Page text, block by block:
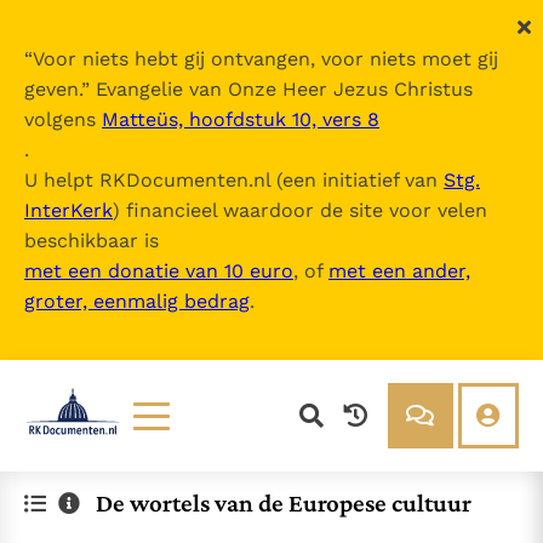
“Voor niets hebt gij ontvangen, voor niets moet gij
geven.” Evangelie van Onze Heer Jezus Christus
volgens Matteüs, hoofdstuk 10, vers 8
.
U helpt RKDocumenten.nl (een initiatief van Stg.
InterKerk) financieel waardoor de site voor velen
beschikbaar is
met een donatie van 10 euro, of met een ander,
groter, eenmalig bedrag.
Documenten
Over RK Documenten
De wortels van de Europese cultuur